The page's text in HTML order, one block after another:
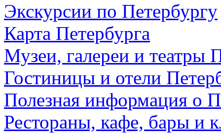
Экскурсии по Петербургу
Карта Петербурга
Музеи, галереи и театры
Гостиницы и отели
Полезная информация о
Рестораны, кафе, бары и